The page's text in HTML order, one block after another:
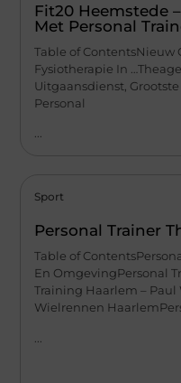
Fit20 Heemstede
Met Personal
Table of ContentsNieuw
Fysiotherapie In
Uitgaansdienst,
Personal
Sport
Personal Trainer
Table of
En OmgevingPersonal
Training Haarlem –
Wielrennen